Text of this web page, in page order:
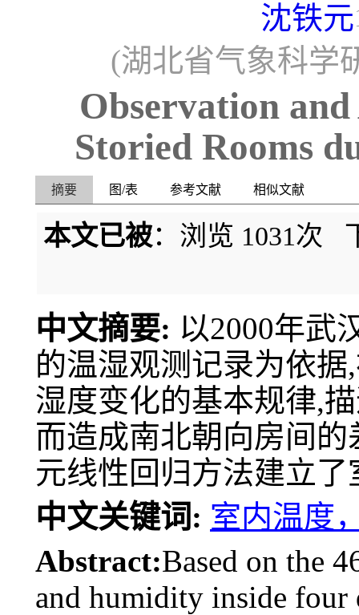
沈铁元
(湖北省气象科学
Observation
Storied Rooms
摘要 图/表 参考文献 相似文献
本文已被：浏览 1031次
中文摘要: 以2000年武
的温湿观测记录为依
湿度变化的基本规律,
而造成南北朝向房间
元线性回归方法建立
中文关键词: 室内温度
Abstract:Based on the
and humidity inside four